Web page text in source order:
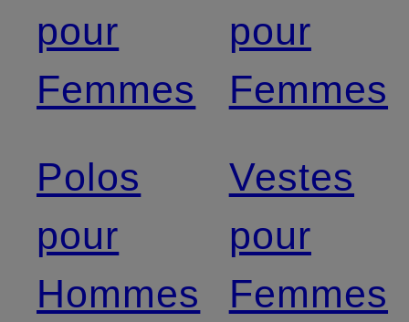
pour
Femmes
Polos
pour
Hommes
pour
Femmes
Vestes
pour
Femmes